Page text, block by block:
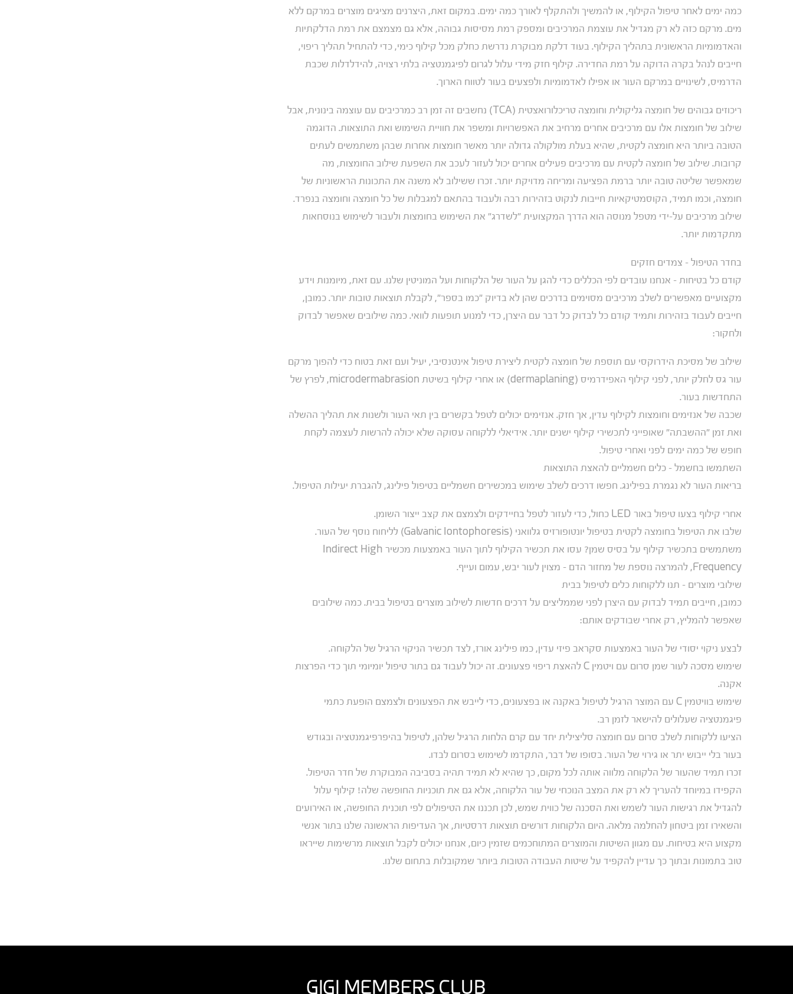
כמה ימים לאחר טיפול הקילוף, או להמשיך ולהתקלף לאורך כמה ימים. במקום זאת, היצרנים מציגים מוצרים במרקם ללא
מים. מרקם כזה לא רק מגדיל את עוצמת המרכיבים ומספק רמת מסיסות גבוהה, אלא גם מצמצם את רמת הדלקתיות
והאדמומיות הראשונית בתהליך הקילוף. בעוד דלקת מבוקרת נדרשת כחלק מכל קילוף כימי, כדי להתחיל תהליך ריפוי,
חייבים לנהל בקרה הדוקה על רמת החדירה. קילוף חזק מידי עלול לגרום לפיגמנטציה בלתי רצויה, להידלדלות שכבת
הדרמיס, לשינויים במרקם העור או אפילו לאדמומיות ולפצעים בעור לטווח הארוך.
ריכוזים גבוהים של חומצה גליקולית וחומצה טריכלורואצטית (TCA) נחשבים זה זמן רב כמרכיבים עם עוצמה בינונית, אבל
שילוב של חומצות אלו עם מרכיבים אחרים מרחיב את האפשרויות ומשפר את חוויית השימוש ואת התוצאות. הדוגמה
הטובה ביותר היא חומצה לקטית, שהיא בעלת מולקולה גדולה יותר מאשר חומצות אחרות שבהן משתמשים לעתים
קרובות. שילוב של חומצה לקטית עם מרכיבים פעילים אחרים יכול לעזור לעכב את השפעת שילוב החומצות, מה
שמאפשר שליטה טובה יותר ברמת הפציעה ומריחה מדויקת יותר. זכרו ששילוב לא משנה את התכונות הראשוניות של
חומצה, וכמו תמיד, הקוסמטיקאיות חייבות לנקוט בזהירות רבה ולעבוד בהתאם למגבלות של כל חומצה וחומצה בנפרד.
שילוב מרכיבים על-ידי מטפל מנוסה הוא הדרך המקצועית "לשדרג" את השימוש בחומצות ולעבור לשימוש בנוסחאות
מתקדמות יותר.
בחדר הטיפול – צמדים חזקים
קודם כל בטיחות – אנחנו עובדים לפי הכללים כדי להגן על העור של הלקוחות ועל המוניטין שלנו. עם זאת, מיומנות וידע
מקצועיים מאפשרים לשלב מרכיבים מסוימים בדרכים שהן לא בדיוק "כמו בספר", לקבלת תוצאות טובות יותר. כמובן,
חייבים לעבוד בזהירות ותמיד קודם כל לבדוק כל דבר עם היצרן, כדי למנוע תופעות לוואי. כמה שילובים שאפשר לבדוק
ולחקור:
שילוב של מסיכת הידרוקסי עם תוספת של חומצה לקטית ליצירת טיפול אינטנסיבי, יעיל ועם זאת בטוח כדי להפוך מרקם
עור גס לחלק יותר, לפני קילוף האפידרמיס (dermaplaning) או אחרי קילוף בשיטת microdermabrasion, לפרץ של
התחדשות בעור.
שכבה של אנזימים וחומצות לקילוף עדין, אך חזק. אנזימים יכולים לטפל בקשרים בין תאי העור ולשנות את תהליך ההשלה
ואת זמן "ההשבתה" שאופייני לתכשירי קילוף ישנים יותר. אידיאלי ללקוחה עסוקה שלא יכולה להרשות לעצמה לקחת
חופש של כמה ימים לפני ואחרי טיפול.
השתמשו בחשמל – כלים חשמליים להאצת התוצאות
בריאות העור לא נגמרת בפילינג. חפשו דרכים לשלב שימוש במכשירים חשמליים בטיפול פילינג, להגברת יעילות הטיפול.
אחרי קילוף בצעו טיפול באור LED כחול, כדי לעזור לטפל בחיידקים ולצמצם את קצב ייצור השומן.
שלבו את הטיפול בחומצה לקטית בטיפול יונטופורזיס גלוואני (Galvanic Iontophoresis) לליחוח נוסף של העור.
משתמשים בתכשיר קילוף על בסיס שמן? עסו את תכשיר הקילוף לתוך העור באמצעות מכשיר Indirect High
Frequency, להמרצה נוספת של מחזור הדם – מצוין לעור יבש, עמום ועייף.
שילובי מוצרים – תנו ללקוחות כלים לטיפול בבית
כמובן, חייבים תמיד לבדוק עם היצרן לפני שממליצים על דרכים חדשות לשילוב מוצרים בטיפול בבית. כמה שילובים
שאפשר להמליץ, רק אחרי שבודקים אותם:
לבצע ניקוי יסודי של העור באמצעות סקראב פיזי עדין, כמו פילינג אורז, לצד תכשיר הניקוי הרגיל של הלקוחה.
שימוש מסכה לעור שמן סרום עם ויטמין C להאצת ריפוי פצעונים. זה יכול לעבוד גם בתור טיפול יומיומי תוך כדי הפרצות
אקנה.
שימוש בוויטמין C עם המוצר הרגיל לטיפול באקנה או בפצעונים, כדי לייבש את הפצעונים ולצמצם הופעת כתמי
פיגמנטציה שעלולים להישאר לזמן רב.
הציעו ללקוחות לשלב סרום עם חומצה סליצילית יחד עם קרם הלחות הרגיל שלהן, לטיפול בהיפרפיגמנטציה ובגודש
בעור בלי ייבוש יתר או גירוי של העור. בסופו של דבר, התקדמו לשימוש בסרום לבדו.
זכרו תמיד שהעור של הלקוחה מלווה אותה לכל מקום, כך שהיא לא תמיד תהיה בסביבה המבוקרת של חדר הטיפול.
הקפידו במיוחד להעריך לא רק את המצב הנוכחי של עור הלקוחה, אלא גם את תוכניות החופשה שלה! קילוף עלול
להגדיל את רגישות העור לשמש ואת הסכנה של כווית שמש, לכן תכננו את הטיפולים לפי תוכנית החופשה, או האירועים
והשאירו זמן ביטחון להחלמה מלאה. היום הלקוחות דורשים תוצאות דרסטיות, אך העדיפות הראשונה שלנו בתור אנשי
מקצוע היא בטיחות. עם מגוון השיטות והמוצרים המתוחכמים שזמין כיום, אנחנו יכולים לקבל תוצאות מרשימות שייראו
טוב בתמונות ובתוך כך עדיין להקפיד על שיטות העבודה הטובות ביותר שמקובלות בתחום שלנו.
GIGI MEMBERS CLUB